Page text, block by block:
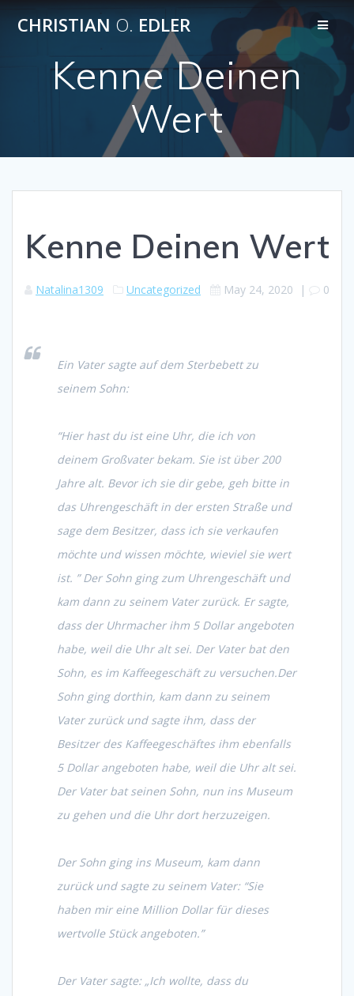
Skip
to
content
CHRISTIAN O. EDLER
Kenne Deinen
Wert
Kenne Deinen Wert
Natalina1309 Uncategorized May 24, 2020 | 0
Ein Vater sagte auf dem Sterbebett zu
seinem Sohn:
“Hier hast du ist eine Uhr, die ich von
deinem Großvater bekam. Sie ist über 200
Jahre alt. Bevor ich sie dir gebe, geh bitte in
das Uhrengeschäft in der ersten Straße und
sage dem Besitzer, dass ich sie verkaufen
möchte und wissen möchte, wieviel sie wert
ist. ” Der Sohn ging zum Uhrengeschäft und
kam dann zu seinem Vater zurück. Er sagte,
dass der Uhrmacher ihm 5 Dollar angeboten
habe, weil die Uhr alt sei. Der Vater bat den
Sohn, es im Kaffeegeschäft zu versuchen.Der
Sohn ging dorthin, kam dann zu seinem
Vater zurück und sagte ihm, dass der
Besitzer des Kaffeegeschäftes ihm ebenfalls
5 Dollar angeboten habe, weil die Uhr alt sei.
Der Vater bat seinen Sohn, nun ins Museum
zu gehen und die Uhr dort herzuzeigen.
Der Sohn ging ins Museum, kam dann
zurück und sagte zu seinem Vater: “Sie
haben mir eine Million Dollar für dieses
wertvolle Stück angeboten.”
Der Vater sagte: „Ich wollte, dass du